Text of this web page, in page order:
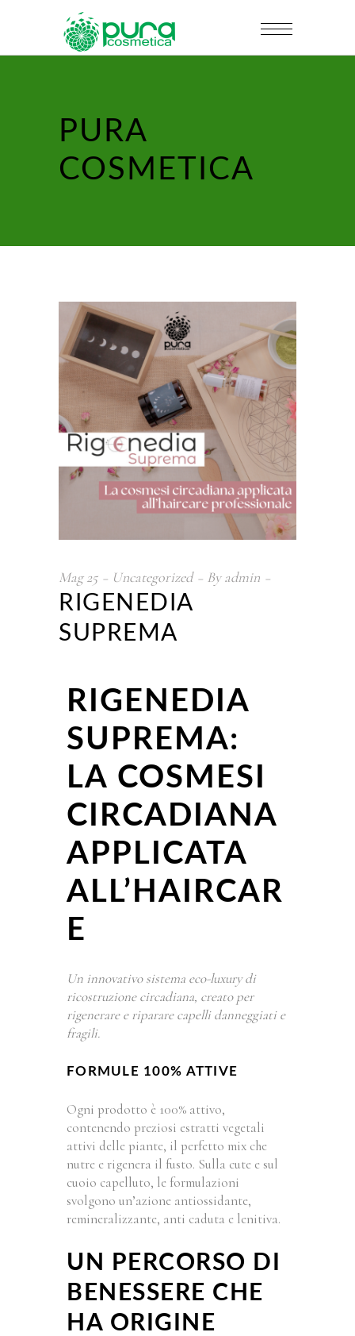
PURA
COSMETICA
Mag 25 Uncategorized Byadmin
RIGENEDIA
SUPREMA
RIGENEDIA
SUPREMA:
LA COSMESI
CIRCADIANA
APPLICATA
ALL’HAIRCAR
E
Un innovativo sistema eco-luxury di
ricostruzione circadiana, creato per
rigenerare e riparare capelli danneggiati e
fragili.
FORMULE 100% ATTIVE
Ogni prodotto è 100% attivo,
contenendo preziosi estratti vegetali
attivi delle piante, il perfetto mix che
nutre e rigenera il fusto. Sulla cute e sul
cuoio capelluto, le formulazioni
svolgono un’azione antiossidante,
remineralizzante, anti caduta e lenitiva.
UN PERCORSO DI
BENESSERE CHE
HA ORIGINE